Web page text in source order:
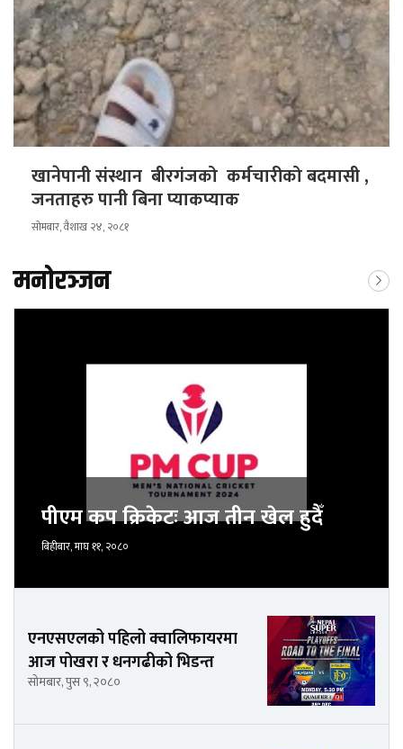
खानेपानी संस्थान बीरगंजको कर्मचारीको बदमासी ,
जनताहरु पानी बिना प्याकप्याक
सोमबार, वैशाख २४, २०८१
मनोरञ्जन
पीएम कप क्रिकेटः आज तीन खेल हुदैँ
बिहीबार, माघ ११, २०८०
एनएसएलको पहिलो क्वालिफायरमा
आज पोखरा र धनगढीको भिडन्त
सोमबार, पुस ९, २०८०